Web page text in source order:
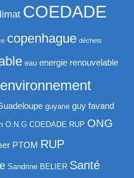
COEDADE
copenhague déchets
eau energie renouvelable
environnement
guyane guy favand
O.N.G COEDADE RUP ONG
PTOM RUP
Sandrine BELIER Santé